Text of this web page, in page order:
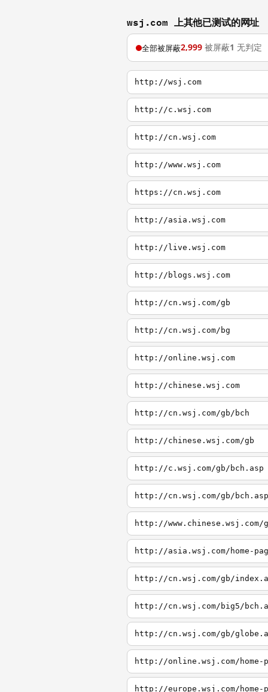
wsj.com 上其他已测试的网址
全部被屏蔽2,999 被屏蔽1 无判定
http://wsj.com
http://c.wsj.com
http://cn.wsj.com
http://www.wsj.com
https://cn.wsj.com
http://asia.wsj.com
http://live.wsj.com
http://blogs.wsj.com
http://cn.wsj.com/gb
http://cn.wsj.com/bg
http://online.wsj.com
http://chinese.wsj.com
http://cn.wsj.com/gb/bch
http://chinese.wsj.com/gb
http://c.wsj.com/gb/bch.asp
http://cn.wsj.com/gb/bch.asp
http://www.chinese.wsj.com/
http://asia.wsj.com/home-
http://cn.wsj.com/gb/
http://cn.wsj.com/big5/
http://cn.wsj.com/gb/
http://online.wsj.com/home-
http://europe.wsj.com/home-